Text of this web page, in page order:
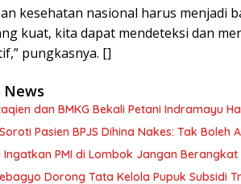
kesehatan nasional harus menjadi
kuat, kita dapat mendeteksi dan
pungkasnya. []
News
dan BMKG Bekali Petani Indramayu
Pasien BPJS Dihina Nakes: Tak Boleh
Ingatkan PMI di Lombok Jangan Berangkat
Dorong Tata Kelola Pupuk Subsidi